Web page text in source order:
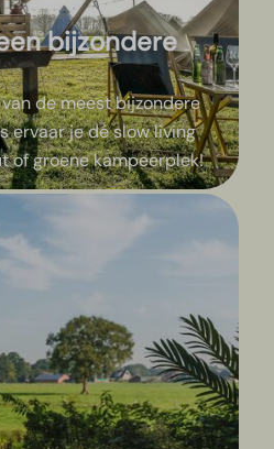
bijzondere
de meest bijzondere
ervaar je dé slow living
of groene kampeerplek!